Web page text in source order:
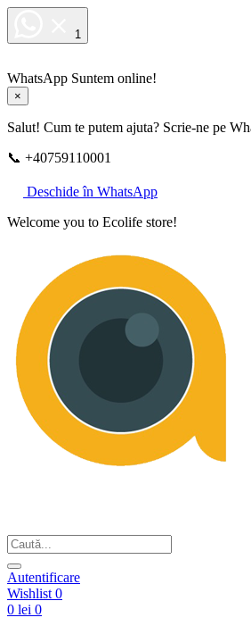
1
WhatsApp Suntem online!
×
Salut! Cum te putem ajuta? Scrie-ne pe
📞 +40759110001
Deschide în WhatsApp
Welcome you to Ecolife store!
Autentificare
Wishlist 0
0 lei 0